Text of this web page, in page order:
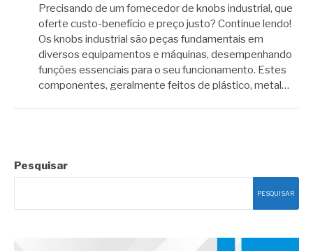
Precisando de um fornecedor de knobs industrial, que
oferte custo-benefício e preço justo? Continue lendo!
Os knobs industrial são peças fundamentais em
diversos equipamentos e máquinas, desempenhando
funções essenciais para o seu funcionamento. Estes
componentes, geralmente feitos de plástico, metal…
Pesquisar
PESQUISAR